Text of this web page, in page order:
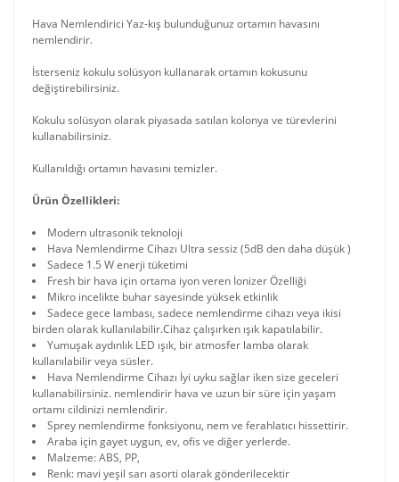
Hava Nemlendirici Yaz-kış bulunduğunuz ortamın havasını
nemlendirir.
İsterseniz kokulu solüsyon kullanarak ortamın kokusunu
değiştirebilirsiniz.
Kokulu solüsyon olarak piyasada satılan kolonya ve türevlerini
kullanabilirsiniz.
Kullanıldığı ortamın havasını temizler.
Ürün Özellikleri:
Modern ultrasonik teknoloji
Hava Nemlendirme Cihazı Ultra sessiz (5dB den daha düşük )
Sadece 1.5 W enerji tüketimi
Fresh bir hava için ortama iyon veren İonizer Özelliği
Mikro incelikte buhar sayesinde yüksek etkinlik
Sadece gece lambası, sadece nemlendirme cihazı veya ikisi
birden olarak kullanılabilir.Cihaz çalışırken ışık kapatılabilir.
Yumuşak aydınlık LED ışık, bir atmosfer lamba olarak
kullanılabilir veya süsler.
Hava Nemlendirme Cihazı İyi uyku sağlar iken size geceleri
kullanabilirsiniz. nemlendirir hava ve uzun bir süre için yaşam
ortamı cildinizi nemlendirir.
Sprey nemlendirme fonksiyonu, nem ve ferahlatıcı hissettirir.
Araba için gayet uygun, ev, ofis ve diğer yerlerde.
Malzeme: ABS, PP,
Renk: mavi yeşil sarı asorti olarak gönderilecektir